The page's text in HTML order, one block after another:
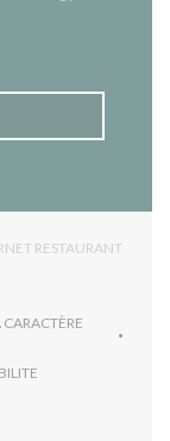
RESTAURANT
FENÊTRE))
UNE NOUVELLE
FENÊTRE))
FENÊTRE))UNE NOUVELLE